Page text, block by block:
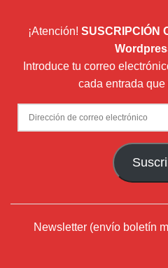
¡Atención! SUSCRIPCIÓN
Introduce tu correo
cada entrada
Dirección
de
Newsletter (envío boletín